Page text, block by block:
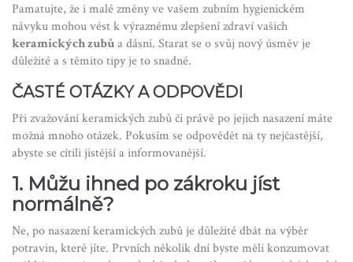
Pamatujte, že i malé změny ve vašem zubním hygienickém
návyku mohou vést k výraznému zlepšení zdraví vašich
keramických zubůa dásní. Starat se o svůj nový úsměv je
důležité a s těmito tipy je to snadné.
ČASTÉ OTÁZKY A ODPOVĚDI
Při zvažování keramických zubů či právě po jejich nasazení máte
možná mnoho otázek. Pokusím se odpovědět na ty nejčastější,
abyste se cítili jistější a informovanější.
1. Můžu ihned po zákroku jíst
normálně?
Ne, po nasazení keramických zubů je důležité dbát na výběr
potravin, které jíte. Prvních několik dní byste měli konzumovat